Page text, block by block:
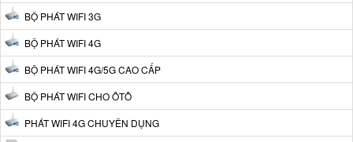
BỘ PHÁT WIFI 3G
BỘ PHÁT WIFI 4G
BỘ PHÁT WIFI 4G/5G CAO CẤP
BỘ PHÁT WIFI CHO ÔTÔ
PHÁT WIFI 4G CHUYÊN DỤNG